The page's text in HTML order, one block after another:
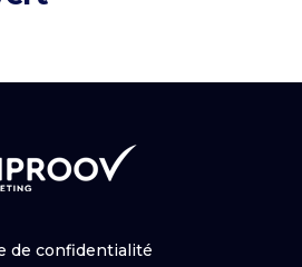
de confidentialité